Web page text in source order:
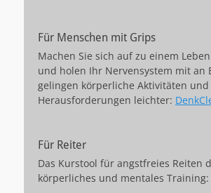
Für Menschen mit Grips
Machen Sie sich auf zu einem
und holen Ihr Nervensystem mit an
gelingen körperliche Aktivitäten
Herausforderungen leichter:
Für Reiter
Das Kurstool für angstfreies Reiten
körperliches und mentales Training: